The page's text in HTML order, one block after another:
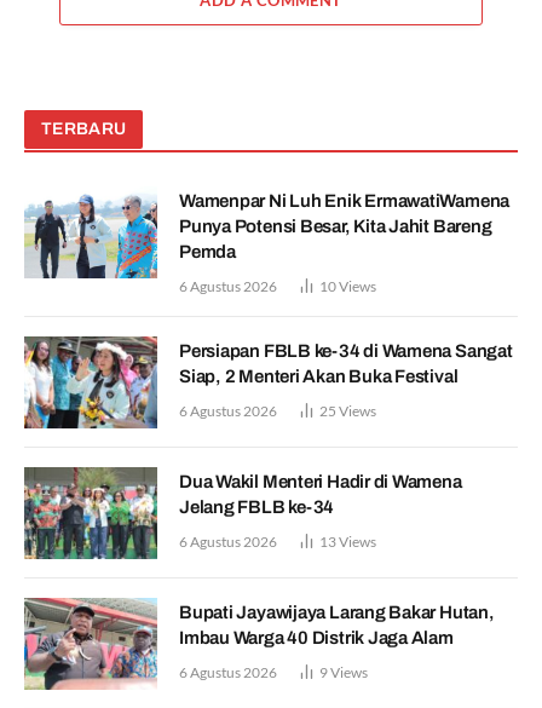
TERBARU
Wamenpar Ni Luh Enik ErmawatiWamena
Punya Potensi Besar, Kita Jahit Bareng
Pemda
6 Agustus 2026 10Views
Persiapan FBLB ke-34 di Wamena Sangat
Siap, 2 Menteri Akan Buka Festival
6 Agustus 2026 25 Views
Dua Wakil Menteri Hadir di Wamena
Jelang FBLB ke-34
6 Agustus 2026 13Views
Bupati Jayawijaya Larang Bakar Hutan,
Imbau Warga 40 Distrik Jaga Alam
6 Agustus 2026 9Views